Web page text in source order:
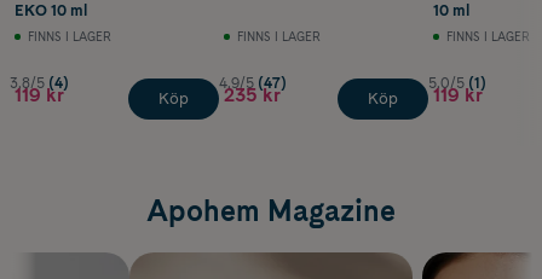
EKO 10 ml
FINNS I LAGER
3.8/5 (4)
119 kr Köp
FINNS I LAGER
4.9/5 (47)
235 kr Köp
10 ml
FINNS I LAGER
5.0/5 (1)
119 kr
Apohem Magazine